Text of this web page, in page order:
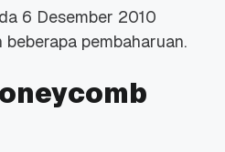
6 Desember 2010
pembaharuan.